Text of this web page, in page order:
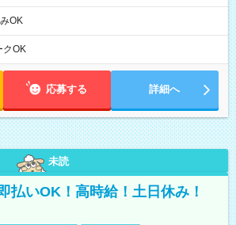
出済 平均労働時間：1週間あたり22
は最大週２回となります。 (1)22：00～翌5：00
OK
クOK
応募する 詳細へ
未読
払いOK！高時給！土日休み！